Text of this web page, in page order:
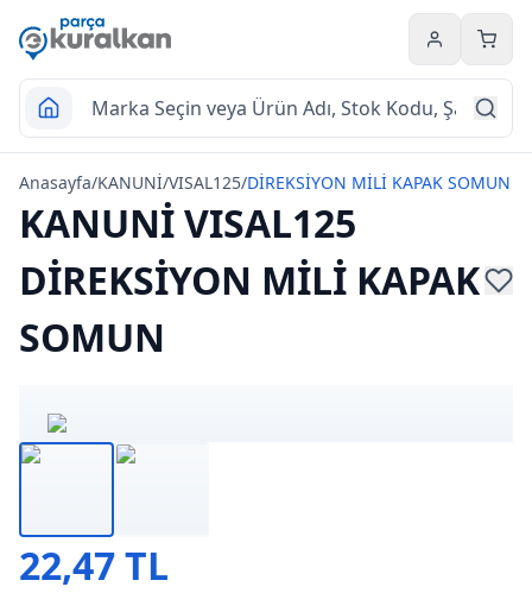
Hesabım
Anasayfa/KANUNİ/VISAL125/DİREKSİYON MİLİ KAPAK SOMUN
KANUNİ VISAL125
DİREKSİYON MİLİ KAPAK
SOMUN
22,47 TL